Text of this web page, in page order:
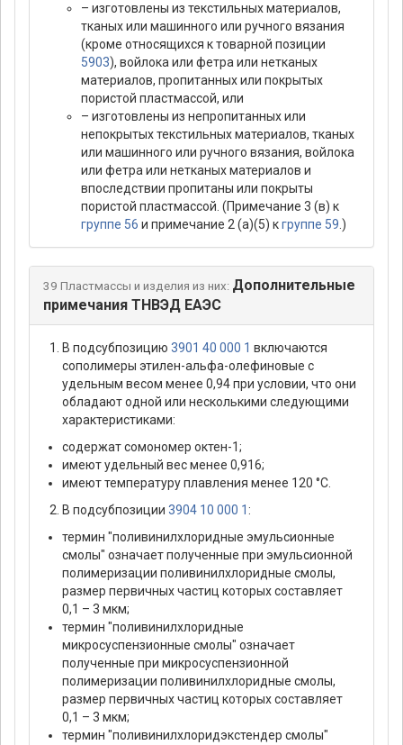
– изготовлены из текстильных материалов,
тканых или машинного или ручного вязания
(кроме относящихся к товарной позиции
5903), войлока или фетра или нетканых
материалов, пропитанных или покрытых
пористой пластмассой, или
– изготовлены из непропитанных или
непокрытых текстильных материалов, тканых
или машинного или ручного вязания, войлока
или фетра или нетканых материалов и
впоследствии пропитаны или покрыты
пористой пластмассой. (Примечание 3 (в) к
группе 56 и примечание 2 (а)(5) кгруппе 59 .)
39 Пластмассы и изделия из них: Дополнительные
примечания ТНВЭД ЕАЭС
В подсубпозицию 3901 40 000 1 включаются
сополимеры этилен-альфа-олефиновые с
удельным весом менее 0,94 при условии, что они
обладают одной или несколькими следующими
характеристиками:
содержат сомономер октен-1;
имеют удельный вес менее 0,916;
имеют температуру плавления менее 120 °С.
В подсубпозиции 3904 10 000 1 :
термин "поливинилхлоридные эмульсионные
смолы" означает полученные при эмульсионной
полимеризации поливинилхлоридные смолы,
размер первичных частиц которых составляет
0,1 – 3 мкм;
термин "поливинилхлоридные
микросуспензионные смолы" означает
полученные при микросуспензионной
полимеризации поливинилхлоридные смолы,
размер первичных частиц которых составляет
0,1 – 3 мкм;
термин "поливинилхлоридэкстендер смолы"